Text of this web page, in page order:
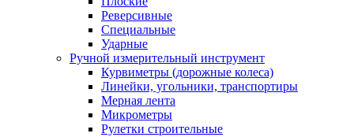
Реверсивные
Специальные
Ударные
Ручной измерительный инструмент
Курвиметры (дорожные колеса)
Линейки, угольники, транспортиры
Мерная лента
Микрометры
Рулетки строительные